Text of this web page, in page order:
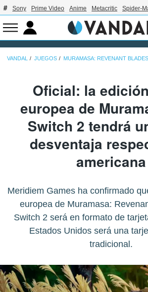
Sony Prime Video Anime Metacritic Spider-
VANDAL JUEGOS MURAMASA: REVENANT BLADES
Oficial: la
europea de
Switch 2 tendrá
desventaja
americana
Meridiem Games ha confirmado
europea de Muramasa:
Switch 2 será en formato de
Estados Unidos será una
tradicional.